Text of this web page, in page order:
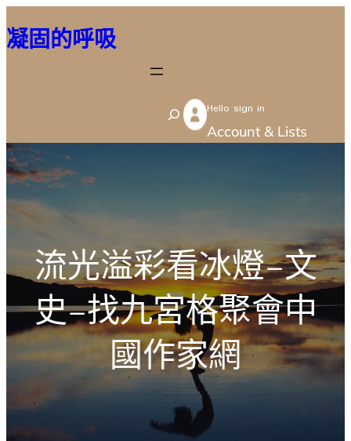
至
容
凝固的呼吸
S
e
Hello sign in
Account & Lists
流光溢彩看冰燈–文
史–找九宮格聚會中
國作家網